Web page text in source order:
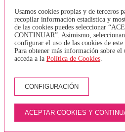
1.10.-La empresa no permite la
vehículos, a excepción de los perros
permitirá la entrada de animales,
mediante el uso de transportines
1.11.-. bicicletas:
normativa sobre el transporte de
artículo 8, la normativa a seguir por la
TRANSPORTE URBANO
DEL TAV o VEHÍCULOS SIN
bicicletas plegables y que estén
bicicletas tipo Girocleta. - Se podrán
Usamos cookies propias y de terceros
recopilar información estadística y
de las cookies puedes seleccionar
CONTINUAR”. Asimismo,
configurar el uso de las cookies de
Para obtener más información sobre el
acceda a la Política de Cookies.
CONFIGURACIÓN
ACEPTAR COOKIES Y